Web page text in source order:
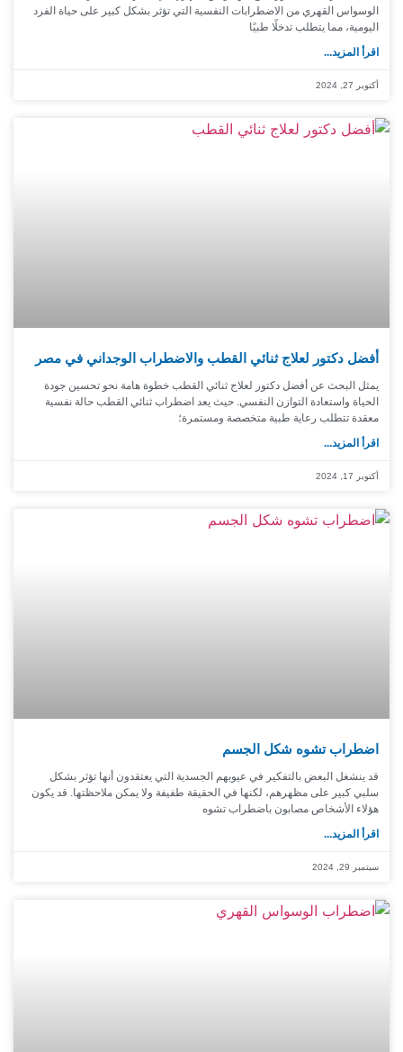
الوسواس القهري من الاضطرابات النفسية التي تؤثر بشكل كبير على حياة الفرد
اليومية، مما يتطلب تدخلًا طبيًا
اقرأ المزيد...
أكتوبر 27, 2024
أفضل دكتور لعلاج ثنائي القطب والاضطراب الوجداني في مصر
يمثل البحث عن أفضل دكتور لعلاج ثنائي القطب خطوة هامة نحو تحسين جودة
الحياة واستعادة التوازن النفسي. حيث يعد اضطراب ثنائي القطب حالة نفسية
معقدة تتطلب رعاية طبية متخصصة ومستمرة؛
اقرأ المزيد...
أكتوبر 17, 2024
اضطراب تشوه شكل الجسم
قد ينشغل البعض بالتفكير في عيوبهم الجسدية التي يعتقدون أنها تؤثر بشكل
سلبي كبير على مظهرهم، لكنها في الحقيقة طفيفة ولا يمكن ملاحظتها. قد يكون
هؤلاء الأشخاص مصابون باضطراب تشوه
اقرأ المزيد...
سبتمبر 29, 2024